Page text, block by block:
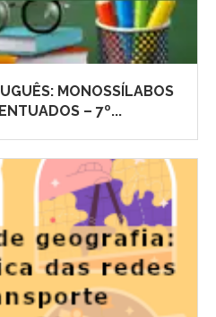
MONOSSÍLABOS
– 7º...